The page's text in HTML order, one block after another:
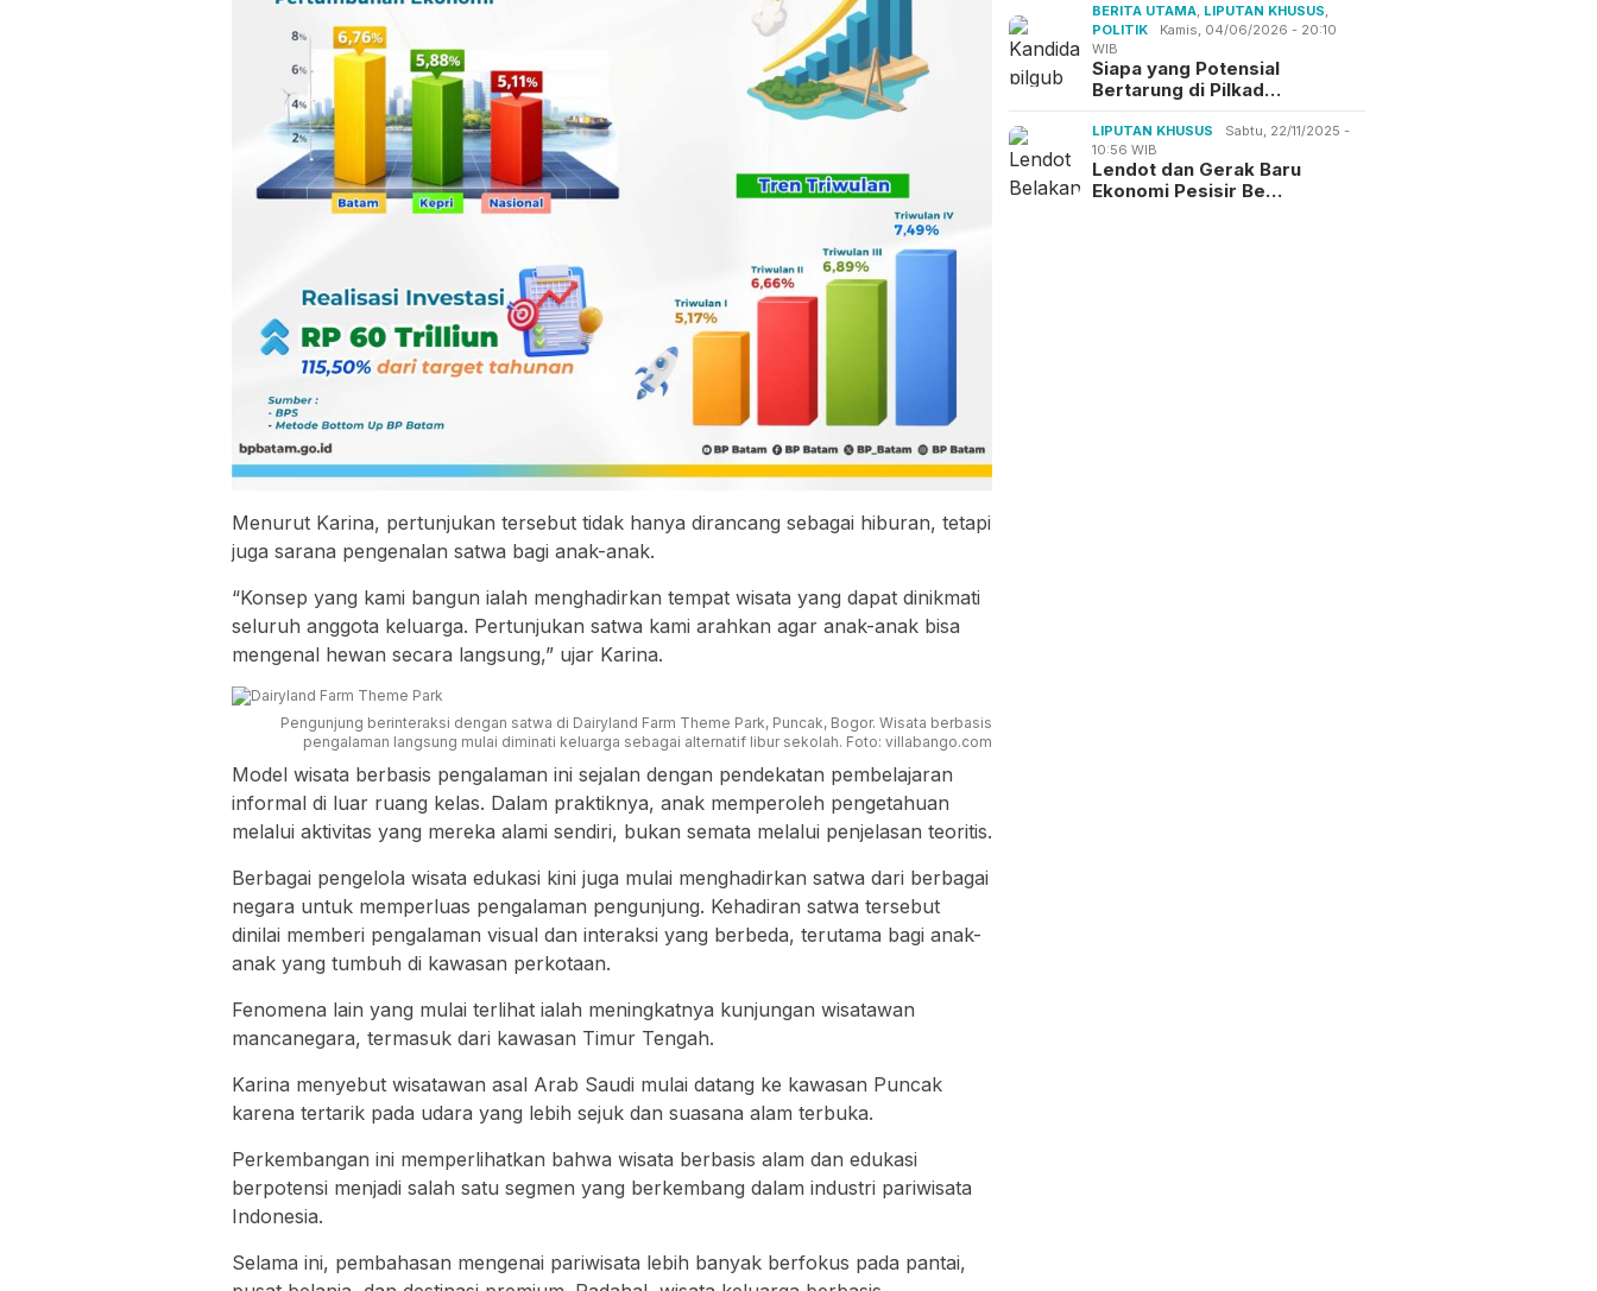
Menurut Karina, pertunjukan tersebut tidak hanya dirancang sebagai hiburan, tetapi
juga sarana pengenalan satwa bagi anak-anak.
“Konsep yang kami bangun ialah menghadirkan tempat wisata yang dapat dinikmati
seluruh anggota keluarga. Pertunjukan satwa kami arahkan agar anak-anak bisa
mengenal hewan secara langsung,” ujar Karina.
Pengunjung berinteraksi dengan satwa di Dairyland Farm Theme Park, Puncak, Bogor. Wisata berbasis
pengalaman langsung mulai diminati keluarga sebagai alternatif libur sekolah. Foto: villabango.com
Model wisata berbasis pengalaman ini sejalan dengan pendekatan pembelajaran
informal di luar ruang kelas. Dalam praktiknya, anak memperoleh pengetahuan
melalui aktivitas yang mereka alami sendiri, bukan semata melalui penjelasan teoritis.
Berbagai pengelola wisata edukasi kini juga mulai menghadirkan satwa dari berbagai
negara untuk memperluas pengalaman pengunjung. Kehadiran satwa tersebut
dinilai memberi pengalaman visual dan interaksi yang berbeda, terutama bagi anak-
anak yang tumbuh di kawasan perkotaan.
Fenomena lain yang mulai terlihat ialah meningkatnya kunjungan wisatawan
mancanegara, termasuk dari kawasan Timur Tengah.
Karina menyebut wisatawan asal Arab Saudi mulai datang ke kawasan Puncak
karena tertarik pada udara yang lebih sejuk dan suasana alam terbuka.
Perkembangan ini memperlihatkan bahwa wisata berbasis alam dan edukasi
berpotensi menjadi salah satu segmen yang berkembang dalam industri pariwisata
Indonesia.
Selama ini, pembahasan mengenai pariwisata lebih banyak berfokus pada pantai,
BERITA UTAMA LIPUTAN KHUSUS
POLITIK
Kamis, 04/06/2026 - 20:10
WIB
Siapa yang Potensial
Bertarung di Pilkad…
LIPUTAN KHUSUS
Sabtu, 22/11/2025 -
10:56 WIB
Lendot dan Gerak Baru
Ekonomi Pesisir Be…